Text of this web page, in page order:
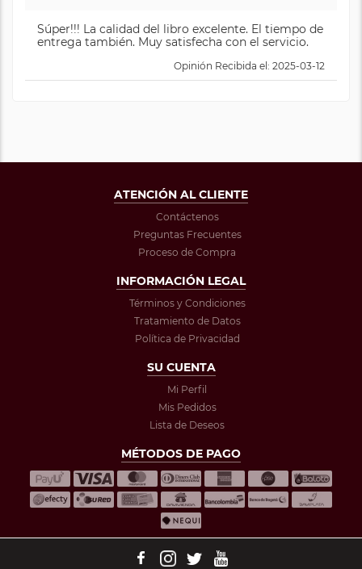
Súper!!! La calidad del libro excelente. El tiempo de
entrega también. Muy satisfecha con el servicio.
Opinión Recibida el: 2025-03-12
ATENCIÓN AL CLIENTE
Contáctenos
Preguntas Frecuentes
Proceso de Compra
INFORMACIÓN LEGAL
Términos y Condiciones
Tratamiento de Datos
Política de Privacidad
SU CUENTA
Mi Perfil
Mis Pedidos
Lista de Deseos
MÉTODOS DE PAGO